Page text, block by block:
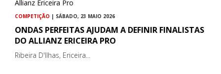
COMPETIÇÃO | SÁBADO, 23 MAIO 2026
ONDAS PERFEITAS AJUDAM A DEFINIR FINALISTAS
DO ALLIANZ ERICEIRA PRO
Ribeira D'Ilhas, Ericeira...